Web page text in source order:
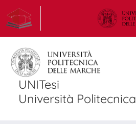
UNITesi
Università